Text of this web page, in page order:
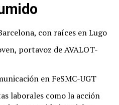
con raíces en Lugo
portavoz de AVALOT-
en FeSMC-UGT
laborales como la acción